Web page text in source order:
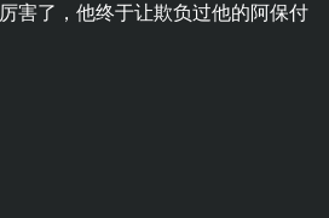
害了，他终于让欺负过他的阿保付